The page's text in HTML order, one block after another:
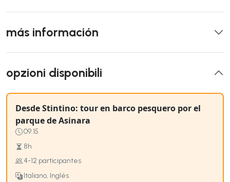
más información
opzioni disponibili
Desde Stintino: tour en barco pesquero por el
parque de Asinara
09:15
8h
4-12 participantes
Italiano, Inglés